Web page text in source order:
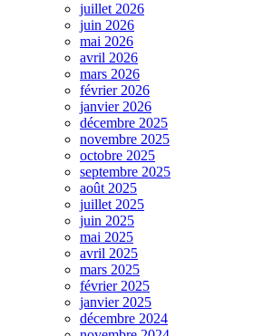
juillet 2026
juin 2026
mai 2026
avril 2026
mars 2026
février 2026
janvier 2026
décembre 2025
novembre 2025
octobre 2025
septembre 2025
août 2025
juillet 2025
juin 2025
mai 2025
avril 2025
mars 2025
février 2025
janvier 2025
décembre 2024